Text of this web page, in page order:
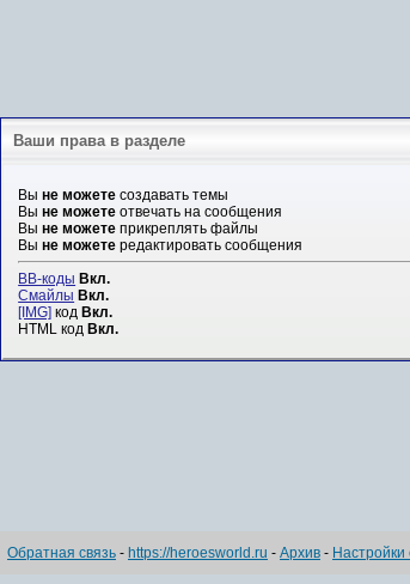
Ваши права в разделе
Выне можете создавать темы
Выне можете отвечать на сообщения
Выне можете прикреплять файлы
Выне можете редактировать сообщения
BB-коды Вкл.
Смайлы Вкл.
[IMG] кодВкл.
HTML кодВкл.
Обратная связь - https://heroesworld.ru - Архив - Настройки